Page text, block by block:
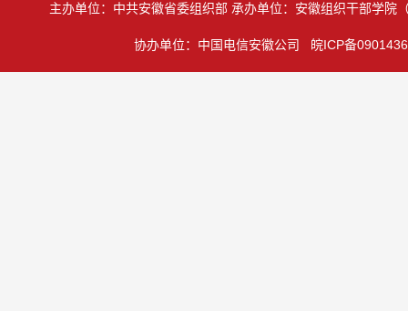
主办单位：中共安徽省委组织部 承办单位：安徽组织干部学院
协办单位：中国电信安徽公司 皖ICP备